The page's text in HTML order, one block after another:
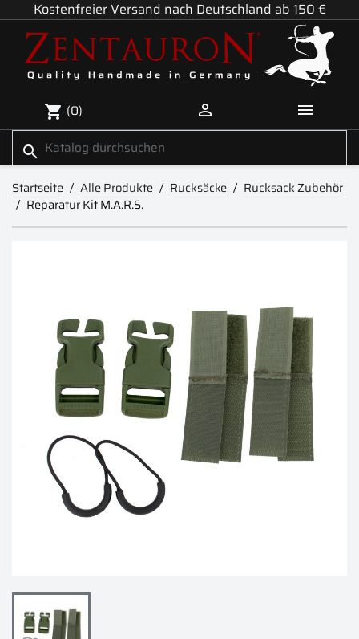
Kostenfreier Versand nach Deutschland ab 150 €
shopping_cart (0)  
search
Startseite Alle Produkte Rucksäcke
Rucksack Zubehör
Reparatur Kit M.A.R.S.